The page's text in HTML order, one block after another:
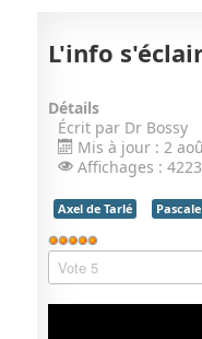
L'info
Détails
Écrit par Dr Bossy
Mis à jour : 2
Affichages :
Axel de Tarlé
Vote
utilisateur:
Veuillez
voter